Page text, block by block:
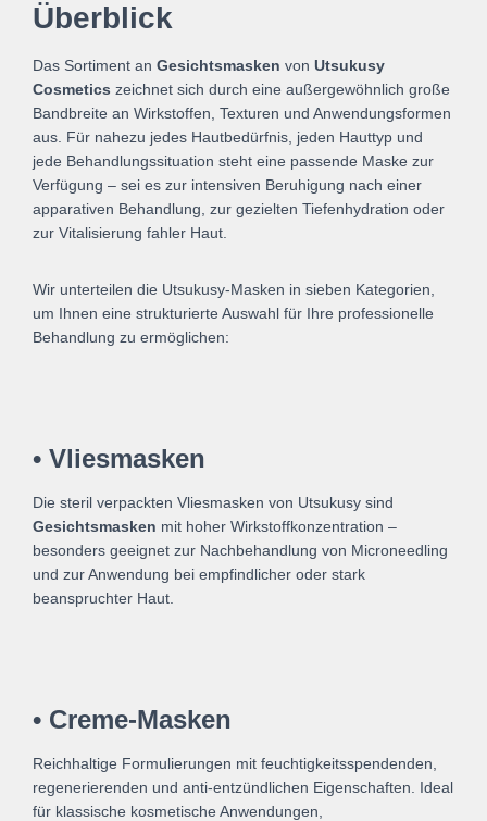
Überblick
Das Sortiment an Gesichtsmasken von Utsukusy
Cosmetics zeichnet sich durch eine außergewöhnlich große
Bandbreite an Wirkstoffen, Texturen und Anwendungsformen
aus. Für nahezu jedes Hautbedürfnis, jeden Hauttyp und
jede Behandlungssituation steht eine passende Maske zur
Verfügung – sei es zur intensiven Beruhigung nach einer
apparativen Behandlung, zur gezielten Tiefenhydration oder
zur Vitalisierung fahler Haut.
Wir unterteilen die Utsukusy-Masken in sieben Kategorien,
um Ihnen eine strukturierte Auswahl für Ihre professionelle
Behandlung zu ermöglichen:
• Vliesmasken
Die steril verpackten Vliesmasken von Utsukusy sind
Gesichtsmasken mit hoher Wirkstoffkonzentration –
besonders geeignet zur Nachbehandlung von Microneedling
und zur Anwendung bei empfindlicher oder stark
beanspruchter Haut.
• Creme-Masken
Reichhaltige Formulierungen mit feuchtigkeitsspendenden,
regenerierenden und anti-entzündlichen Eigenschaften. Ideal
für klassische kosmetische Anwendungen,